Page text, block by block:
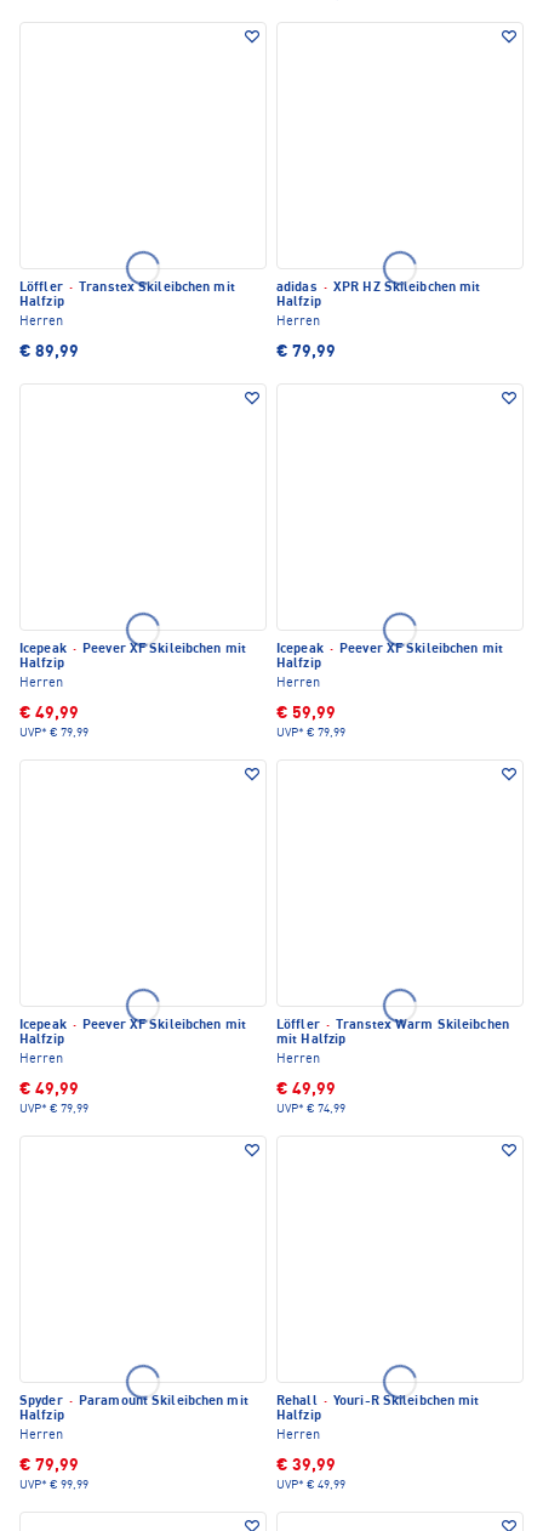
Löffler ·
Transtex Skileibchen mit
Halfzip
Herren
€ 89,99
adidas · XPR HZ Skileibchen mit
Halfzip
Herren
€ 79,99
Icepeak · Peever XF Skileibchen mit
Halfzip
Herren
€ 49,99
UVP* € 79,99
Icepeak · Peever XF Skileibchen mit
Halfzip
Herren
€ 59,99
UVP* € 79,99
Icepeak · Peever XF Skileibchen mit
Halfzip
Herren
€ 49,99
UVP* € 79,99
Löffler ·
Transtex Warm Skileibchen
mit Halfzip
Herren
€ 49,99
UVP* € 74,99
Spyder · Paramount Skileibchen mit
Halfzip
Herren
€ 79,99
UVP* € 99,99
Rehall · Youri-R Skileibchen mit
Halfzip
Herren
€ 39,99
UVP* € 49,99